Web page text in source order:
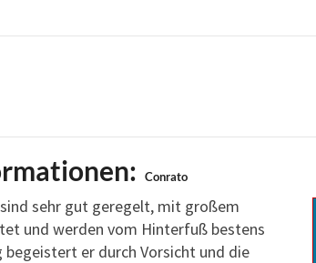
Conrato
sehr gut geregelt, mit großem
und werden vom Hinterfuß bestens
begeistert er durch Vorsicht und die